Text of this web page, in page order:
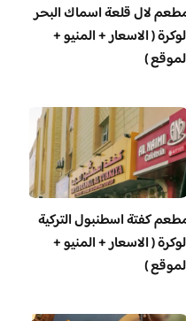
لال قلعة اسماك البحر
( الاسعار + المنيو +
)
كفتة اسطنبول التركية
( الاسعار + المنيو +
)